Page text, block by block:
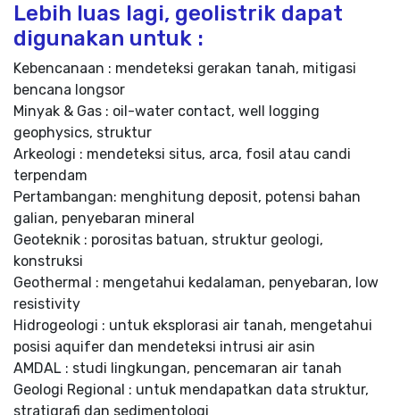
Lebih luas lagi, geolistrik dapat
digunakan untuk :
Kebencanaan : mendeteksi gerakan tanah, mitigasi
bencana longsor
Minyak & Gas : oil-water contact, well logging
geophysics, struktur
Arkeologi : mendeteksi situs, arca, fosil atau candi
terpendam
Pertambangan: menghitung deposit, potensi bahan
galian, penyebaran mineral
Geoteknik : porositas batuan, struktur geologi,
konstruksi
Geothermal : mengetahui kedalaman, penyebaran, low
resistivity
Hidrogeologi : untuk eksplorasi air tanah, mengetahui
posisi aquifer dan mendeteksi intrusi air asin
AMDAL : studi lingkungan, pencemaran air tanah
Geologi Regional : untuk mendapatkan data struktur,
stratigrafi dan sedimentologi